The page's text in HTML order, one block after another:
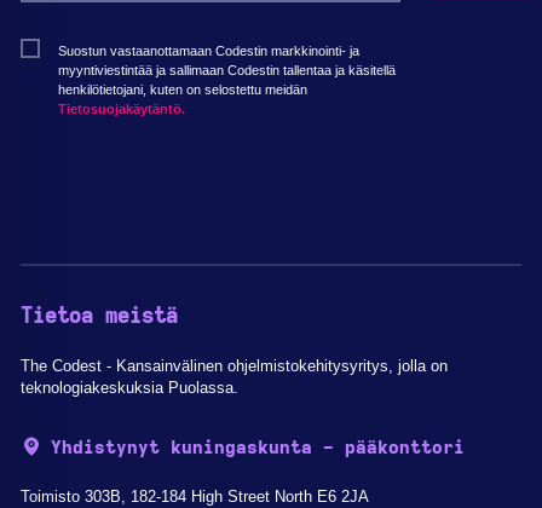
Suostun vastaanottamaan Codestin markkinointi- ja
myyntiviestintää ja sallimaan Codestin tallentaa ja käsitellä
henkilötietojani, kuten on selostettu meidän
Tietosuojakäytäntö.
Tietoa meistä
The Codest - Kansainvälinen ohjelmistokehitysyritys, jolla on
teknologiakeskuksia Puolassa.
Yhdistynyt kuningaskunta - pääkonttori
Toimisto 303B, 182-184 High Street North E6 2JA